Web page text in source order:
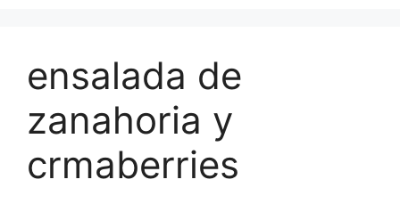
ensalada de
zanahoria y
crmaberries